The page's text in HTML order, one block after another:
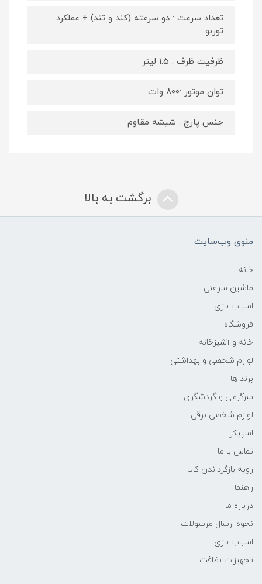
تعداد سرعت : دو سرعته (کند و تند) + عملکرد
توربو
ظرفیت ظرف : 1.5 لیتر
توان موتور :۸۰۰ وات
جنس پارچ : شیشه مقاوم
برگشت به بالا
منوی وب‌سایت
خانه
ماشین سرعتی
اسباب بازی
فروشگاه
خانه و آشپزخانه
لوازم شخصی و بهداشتی
برند ها
سرگرمی و گردشگری
لوازم شخصی برقی
اسپیکر
تماس با ما
رویه بازگرداندن کالا
راهنما
درباره ما
نحوه ارسال مرسولات
اسباب بازی
تجهیزات نظافت